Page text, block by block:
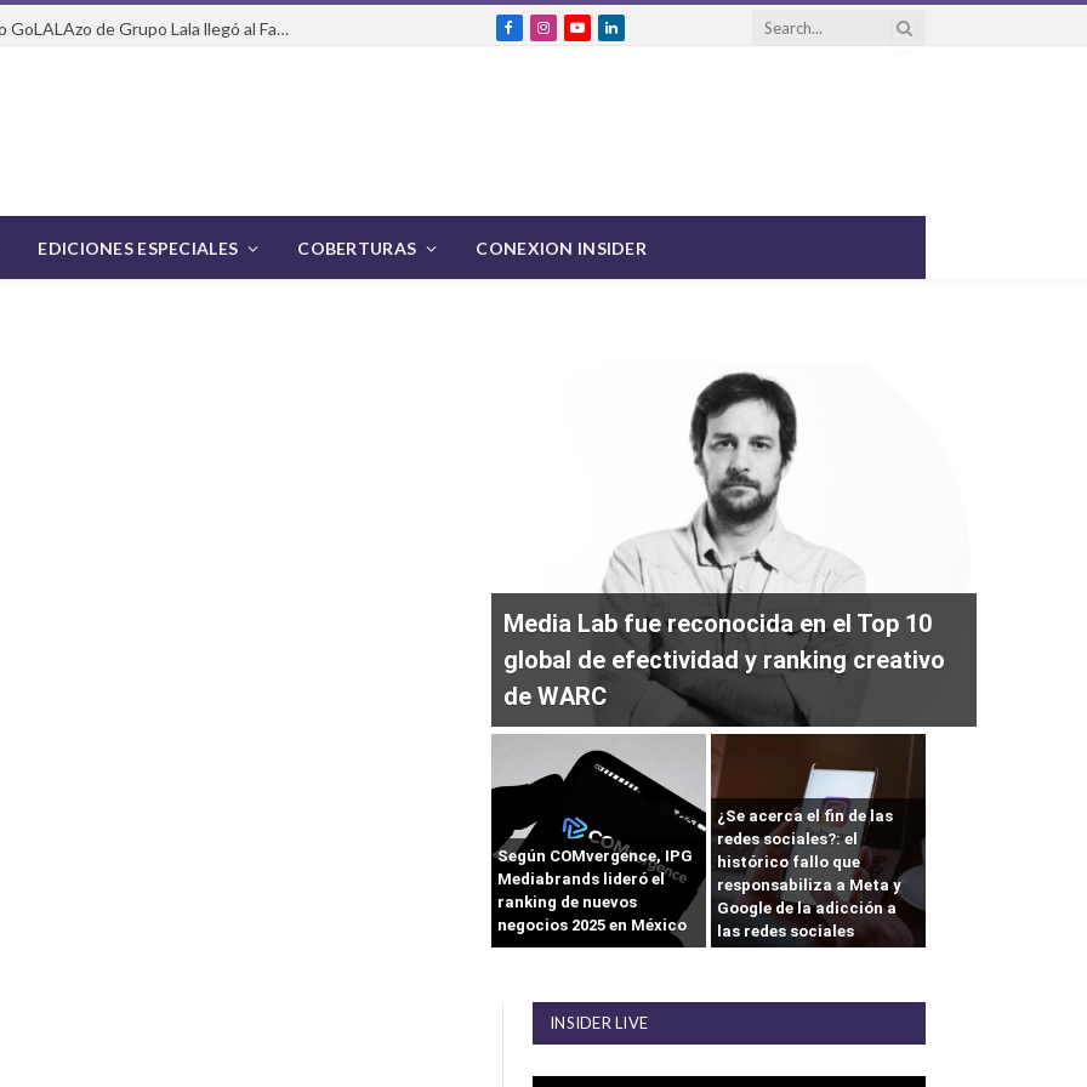
Del packaging a la pasarela: cómo GoLALAzo de Grupo Lala llegó al Fashion Week de México
FacebookInstagram
YouTubeLinkedIn
EDICIONES ESPECIALES COBERTURAS CONEXION INSIDER
Media Lab fue reconocida en el Top 10
global de efectividad y ranking creativo
de WARC
Según COMvergence, IPG
Mediabrands lideró el
ranking de nuevos
negocios 2025 en México
¿Se acerca el fin de las
redes sociales?: el
histórico fallo que
responsabiliza a Meta y
Google de la adicción a
las redes sociales
INSIDER LIVE